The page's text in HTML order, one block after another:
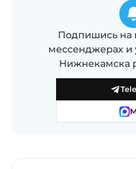
Подпишись на
мессенджерах и
Нижнекамска